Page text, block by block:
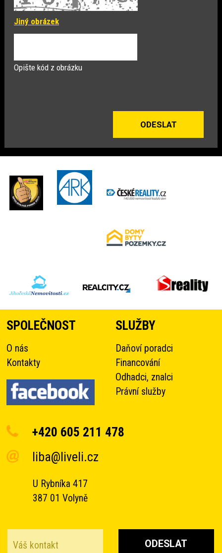
Jiný obrázek
Opište kód z obrázku
SPOLEČNOST
O nás
Kontakty
SLUŽBY
Daňoví poradci
Financování
Odhadci, znalci
Právní služby
+420 605 211 478
liba@liveli.cz
U Rybníka 417
387 01 Volyně
ODESLAT